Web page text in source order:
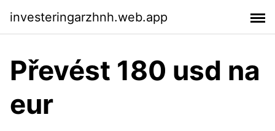
investeringarzhnh.web.app
Převést 180 usd na
eur